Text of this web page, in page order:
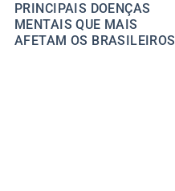
PRINCIPAIS DOENÇAS
MENTAIS QUE MAIS
AFETAM OS BRASILEIROS